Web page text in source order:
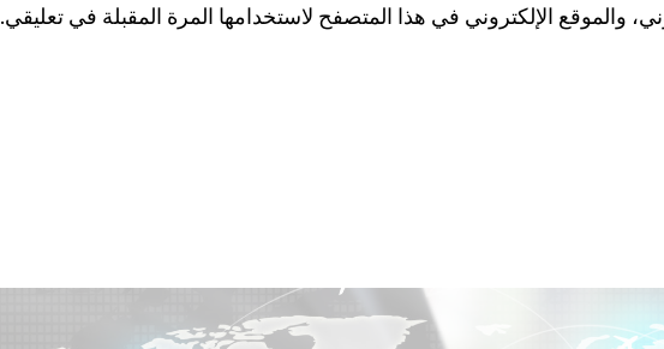
والموقع الإلكتروني في هذا المتصفح لاستخدامها المرة المقبلة في تعليقي.